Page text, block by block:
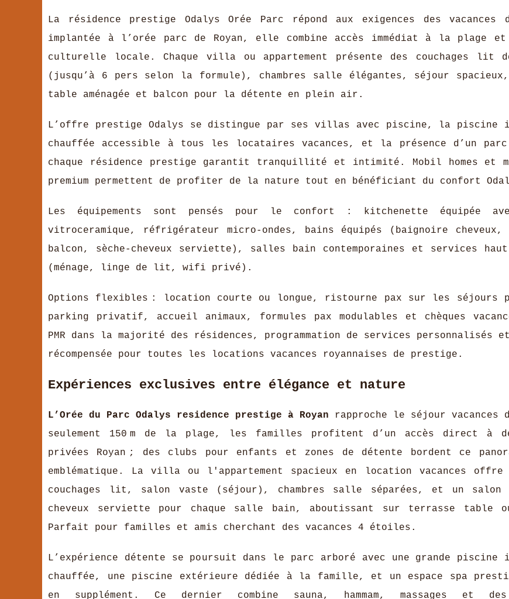
La résidence prestige Odalys Orée Parc répond aux exigences des
implantée à l’orée parc de Royan, elle combine accès immédiat à la plage
culturelle locale. Chaque villa ou appartement présente des couchages lit
(jusqu’à 6 pers selon la formule), chambres salle élégantes, séjour
table aménagée et balcon pour la détente en plein air.
L’offre prestige Odalys se distingue par ses villas avec piscine, la piscine
chauffée accessible à tous les locataires vacances, et la présence d’un
chaque résidence prestige garantit tranquillité et intimité. Mobil homes et
premium permettent de profiter de la nature tout en bénéficiant du confort
Les équipements sont pensés pour le confort : kitchenette équipée
vitroceramique, réfrigérateur micro-ondes, bains équipés (baignoire
balcon, sèche-cheveux serviette), salles bain contemporaines et services haut
(ménage, linge de lit, wifi privé).
Options flexibles : location courte ou longue, ristourne pax sur les séjours
parking privatif, accueil animaux, formules pax modulables et chèques
PMR dans la majorité des résidences, programmation de services
récompensée pour toutes les locations vacances royannaises de prestige.
Expériences exclusives entre élégance et nature
L’Orée du Parc Odalys residence prestige à Royan rapproche le séjour vacances
seulement 150 m de la plage, les familles profitent d’un accès direct à
privées Royan ; des clubs pour enfants et zones de détente bordent ce
emblématique. La villa ou l'appartement spacieux en location vacances
couchages lit, salon vaste (séjour), chambres salle séparées, et un salon
cheveux serviette pour chaque salle bain, aboutissant sur terrasse table
Parfait pour familles et amis cherchant des vacances 4 étoiles.
L’expérience détente se poursuit dans le parc arboré avec une grande piscine
chauffée, une piscine extérieure dédiée à la famille, et un espace spa
en supplément. Ce dernier combine sauna, hammam, massages et